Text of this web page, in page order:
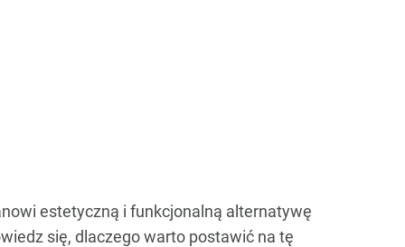
estetyczną i funkcjonalną alternatywę
się, dlaczego warto postawić na tę